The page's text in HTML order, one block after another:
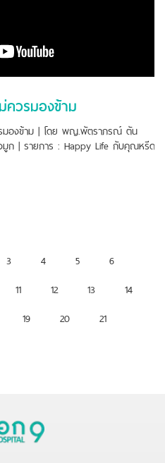
ควรมองข้าม
รมองข้าม | โดย พญ.พัตราภรณ์ ตัน
ก | รายการ : Happy Life กับคุณหรีด
3 4 5
6
11 12 13
14
19 20
21